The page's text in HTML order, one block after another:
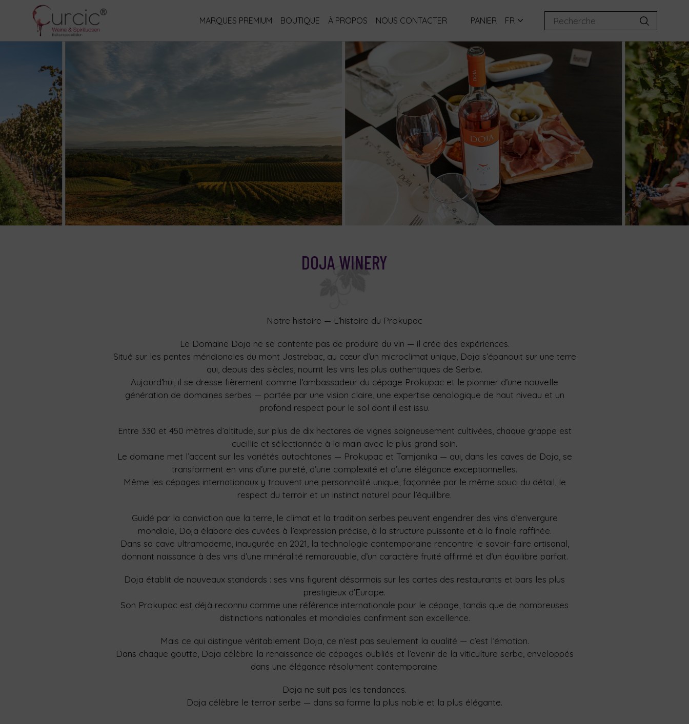
MARQUES PREMIUM BOUTIQUE À PROPOS NOUS CONTACTER PANIER FR
DOJA WINERY
Notre histoire — L’histoire du Prokupac
Le Domaine Doja ne se contente pas de produire du vin — il crée des expériences.
Situé sur les pentes méridionales du mont Jastrebac, au cœur d’un microclimat unique, Doja s’épanouit sur une terre
qui, depuis des siècles, nourrit les vins les plus authentiques de Serbie.
Aujourd’hui, il se dresse fièrement comme l’ambassadeur du cépage Prokupac et le pionnier d’une nouvelle
génération de domaines serbes — portée par une vision claire, une expertise œnologique de haut niveau et un
profond respect pour le sol dont il est issu.
Entre 330 et 450 mètres d’altitude, sur plus de dix hectares de vignes soigneusement cultivées, chaque grappe est
cueillie et sélectionnée à la main avec le plus grand soin.
Le domaine met l’accent sur les variétés autochtones — Prokupac et Tamjanika — qui, dans les caves de Doja, se
transforment en vins d’une pureté, d’une complexité et d’une élégance exceptionnelles.
Même les cépages internationaux y trouvent une personnalité unique, façonnée par le même souci du détail, le
respect du terroir et un instinct naturel pour l’équilibre.
Guidé par la conviction que la terre, le climat et la tradition serbes peuvent engendrer des vins d’envergure
mondiale, Doja élabore des cuvées à l’expression précise, à la structure puissante et à la finale raffinée.
Dans sa cave ultramoderne, inaugurée en 2021, la technologie contemporaine rencontre le savoir-faire artisanal,
donnant naissance à des vins d’une minéralité remarquable, d’un caractère fruité affirmé et d’un équilibre parfait.
Doja établit de nouveaux standards : ses vins figurent désormais sur les cartes des restaurants et bars les plus
prestigieux d’Europe.
Son Prokupac est déjà reconnu comme une référence internationale pour le cépage, tandis que de nombreuses
distinctions nationales et mondiales confirment son excellence.
Mais ce qui distingue véritablement Doja, ce n’est pas seulement la qualité — c’est l’émotion.
Dans chaque goutte, Doja célèbre la renaissance de cépages oubliés et l’avenir de la viticulture serbe, enveloppés
dans une élégance résolument contemporaine.
Doja ne suit pas les tendances.
Doja célèbre le terroir serbe — dans sa forme la plus noble et la plus élégante.